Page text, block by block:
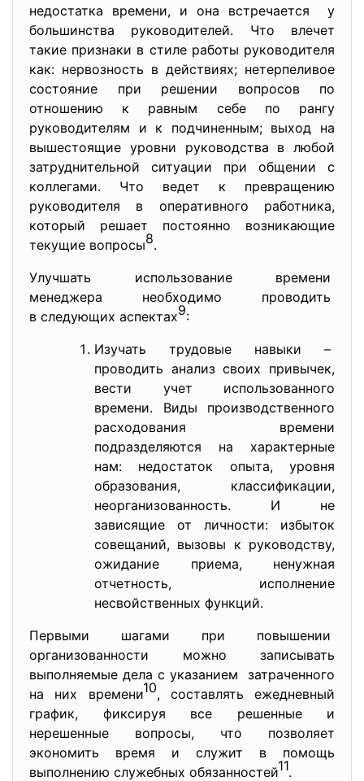
недостатка времени, и она встречается у
большинства руководителей. Что влечет
такие признаки в стиле работы руководителя
как: нервозность в действиях; нетерпеливое
состояние при решении вопросов по
отношению к равным себе по рангу
руководителям и к подчиненным; выход на
вышестоящие уровни руководства в любой
затруднительной ситуации при общении с
коллегами. Что ведет к превращению
руководителя в оперативного работника,
который решает постоянно возникающие
текущие вопросы8.
Улучшать использование времени
менеджера необходимо проводить
в следующих аспектах9:
Изучать трудовые навыки –
проводить анализ своих привычек,
вести учет использованного
времени. Виды производственного
расходования времени
подразделяются на характерные
нам: недостаток опыта, уровня
образования, классификации,
неорганизованность. И не
зависящие от личности: избыток
совещаний, вызовы к руководству,
ожидание приема, ненужная
отчетность, исполнение
несвойственных функций.
Первыми шагами при повышении
организованности можно записывать
выполняемые дела с указанием затраченного
на них времени10, составлять ежедневный
график, фиксируя все решенные и
нерешенные вопросы, что позволяет
экономить время и служит в помощь
выполнению служебных обязанностей11.